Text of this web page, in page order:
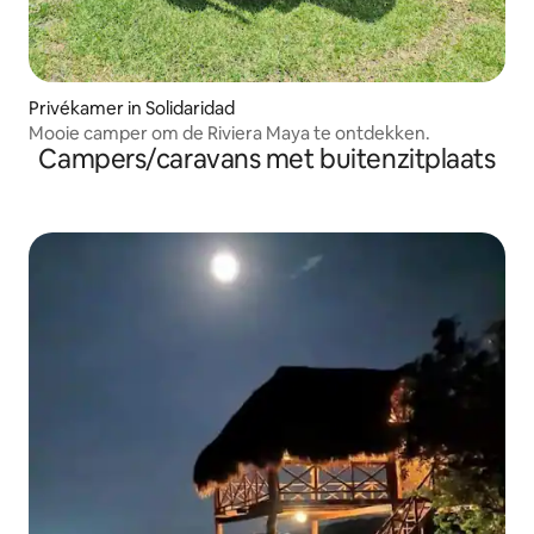
Privékamer in Solidaridad
Mooie camper om de Riviera Maya te ontdekken.
Campers/caravans met buitenzitplaats